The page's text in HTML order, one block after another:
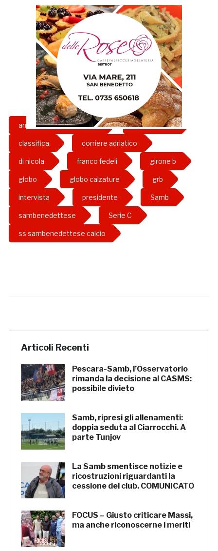
amministratore delegato andrea fedeli
classifica corriere adriatico
di nicola franco fedeli girone b
globo globo calzature grb
intervista presidente Samb
sambenedettese Serie C
ss sambenedettese calcio
Articoli Recenti
Pescara-Samb, l’Osservatorio
rimanda la decisione al CASMS:
possibile divieto
Samb, ripresi gli allenamenti:
doppia seduta al Ciarrocchi. A
parte Tunjov
La Samb smentisce notizie e
ricostruzioni riguardanti la
cessione del club. COMUNICATO
FOCUS – Giusto criticare Massi,
ma anche riconoscerne i meriti